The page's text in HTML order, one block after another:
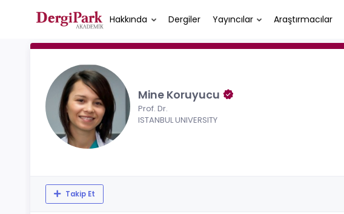
Hakkında Dergiler Yayıncılar Araştırmacılar
Mine Koruyucu
Prof. Dr.
ISTANBUL UNIVERSITY
Takip Et